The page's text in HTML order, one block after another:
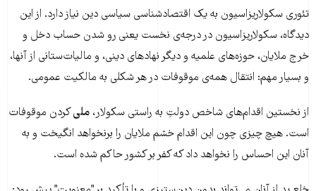
تئوری سکولاریزاسیون به یک اقتصادشناسی سیاسی دین نیاز دارد. از این
دیدگاه، سکولاریزاسیون در درجه‌ی نخست یعنی رو شدن حساب دخل و
خرج ملایان، حوزه‌های علمیه و دیگر نهادهای دینی، و مالیات‌ستانی از آنها،
و بسیار مهم: انتقال همه‌ی موقوفات در هر شکلی به مالکیت عمومی.
از نخستین اقدام‌های شاخص دولتِ به راستی سکولار، ملیکردن موقوفات
است. هیچ چیزی چون این اقدام خشم ملایان را برنخواهد انگیخت و به
آنان این احساس را نخواهد داد که کفر بر کشور حاکم شده است.